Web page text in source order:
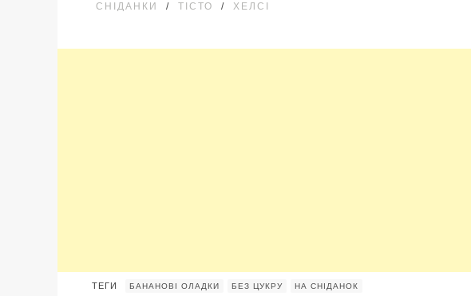
СНІДАНКИ
/ ТІСТО / ХЕЛСІ
ТЕГИ БАНАНОВІ ОЛАДКИ БЕЗ ЦУКРУ НА СНІДАНОК